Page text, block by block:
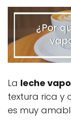
La leche
textura rica y
es muy